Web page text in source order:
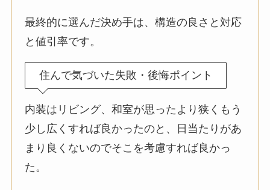
最終的に選んだ決め手は、構造の良さと対応
と値引率です。
住んで気づいた失敗・後悔ポイント
内装はリビング、和室が思ったより狭くもう
少し広くすれば良かったのと、日当たりがあ
まり良くないのでそこを考慮すれば良かっ
た。